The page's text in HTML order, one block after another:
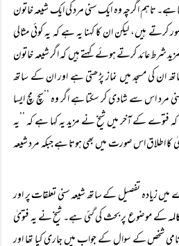
تاہم اگرچہ وہ ایک سنی مرد کی ایک شیعہ خاتون
کرتے ہیں، لیکن ان کا کہنا یہ ہے کہ یہ کوئی مثالی
شرط عائد کرتے ہوئے کہتے ہیں کہ اگر شیعہ خاتون
کی مسجد میں نماز پڑھتی ہے اور ان کے ساتھ
مرد اس سے شادی کر سکتا ہے اگر وہ ’’سچ مچ ایسا
فتوے کے آخر میں شیخ نے مزید یہ کہا ہے کہ ’’یہ
کا اطلاق اس صورت میں بھی ہوتا ہے جبکہ مرد شیعہ
زیادہ تفصیل کے ساتھ شیعہ سنی تعلقات پر اور
کے موضوع پر بحث کی گئی ہے۔ شیخ نے یہ فتویٰ
نامی شخص کے سوال کے جواب میں جاری کیا تھا اور